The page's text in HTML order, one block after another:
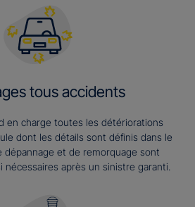
tous accidents
en charge toutes les détériorations
dont les détails sont définis dans le
dépannage et de remorquage sont
nécessaires après un sinistre garanti.